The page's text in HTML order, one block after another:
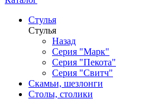
Стулья
Стулья
Назад
Серия "Марк"
Серия "Пекота"
Серия "Свитч"
Скамьи, шезлонги
Столы, столики